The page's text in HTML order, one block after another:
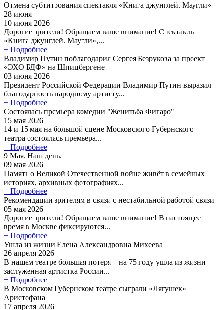
Отмена субтитрования спектакля «Книга джунглей. Маугли»
28 июня
10 июня 2026
Дорогие зрители! Обращаем ваше внимание! Спектакль
«Книга джунглей. Маугли»,...
+ Подробнее
Владимир Путин поблагодарил Сергея Безрукова за проект
«ЭХО БДФ» на Шпицбергене
03 июня 2026
Президент Российской Федерации Владимир Путин выразил
благодарность народному артисту...
+ Подробнее
Состоялась премьера комедии "Женитьба Фигаро"
15 мая 2026
14 и 15 мая на большой сцене Московского Губернского
театра состоялась премьера...
+ Подробнее
9 Мая. Наш день.
09 мая 2026
Память о Великой Отечественной войне живёт в семейных
историях, архивных фотографиях...
+ Подробнее
Рекомендации зрителям в связи с нестабильной работой связи
05 мая 2026
Дорогие зрители! Обращаем ваше внимание! В настоящее
время в Москве фиксируются...
+ Подробнее
Ушла из жизни Елена Александровна Михеева
26 апреля 2026
В нашем театре большая потеря – на 75 году ушла из жизни
заслуженная артистка России...
+ Подробнее
В Московском Губернском театре сыграли «Лягушек»
Аристофана
17 апреля 2026